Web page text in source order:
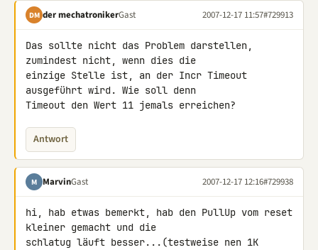
DM der mechatronikerGast 2007-12-17 11:57#729913
Das sollte nicht das Problem darstellen,
zumindest nicht, wenn dies die
einzige Stelle ist, an der Incr Timeout
ausgeführt wird. Wie soll denn
Timeout den Wert 11 jemals erreichen?
Antwort
M MarvinGast 2007-12-17 12:16#729938
hi, hab etwas bemerkt, hab den PullUp vom reset
kleiner gemacht und die
schlatug läuft besser...(testweise nen 1K